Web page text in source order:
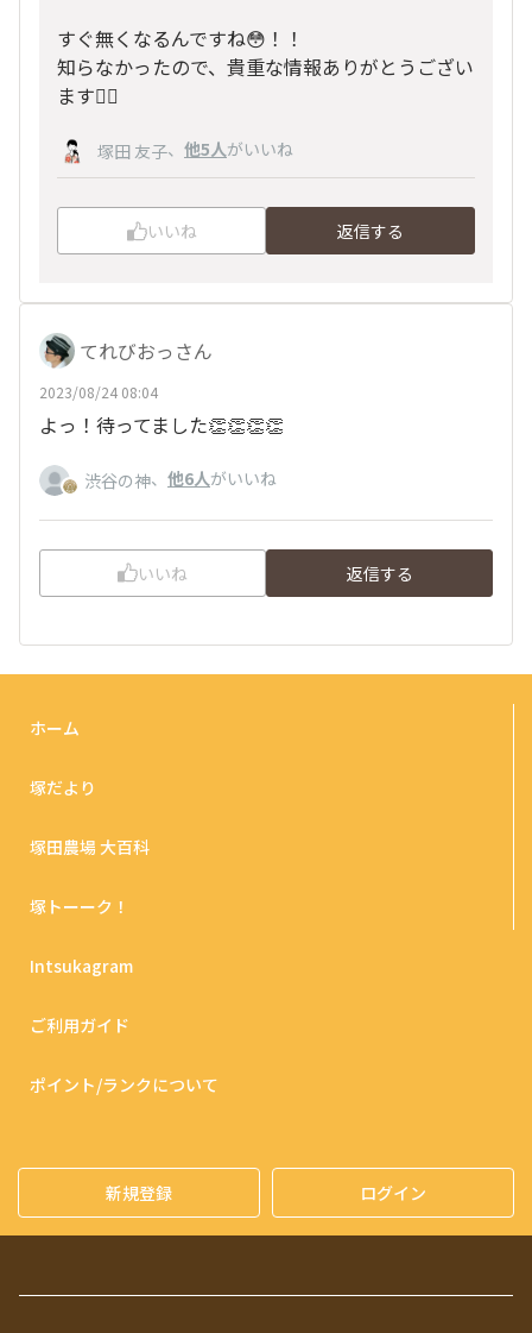
すぐ無くなるんですね😳！！
知らなかったので、貴重な情報ありがとうござい
ます🙇‍♀️
塚田 友子、 他5人がいいね
いいね 返信する
てれびおっさん
2023/08/24 08:04
よっ！待ってました👏👏👏👏
渋谷の神、 他6人がいいね
いいね 返信する
ホーム
塚だより
塚田農場 大百科
塚トーーク！
Intsukagram
ご利用ガイド
ポイント/ランクについて
新規登録 ログイン